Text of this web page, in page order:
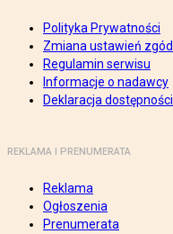
Polityka Prywatności
Zmiana ustawień zgód
Regulamin serwisu
Informacje o nadawcy
Deklaracja dostępności
REKLAMA I PRENUMERATA
Reklama
Ogłoszenia
Prenumerata